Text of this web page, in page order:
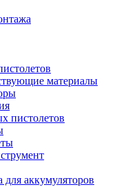
материалы
пистолетов
для аккумуляторов